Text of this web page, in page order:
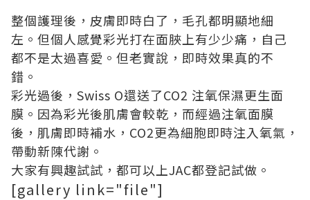
整個護理後，皮膚即時白了，毛孔都明顯地細
左。但個人感覺彩光打在面脥上有少少痛，自己
都不是太過喜愛。但老實說，即時效果真的不
錯。
彩光過後，Swiss O還送了CO2 注氧保濕更生面
膜。因為彩光後肌膚會較乾，而經過注氧面膜
後，肌膚即時補水，CO2更為細胞即時注入氧氣，
帶動新陳代謝。
大家有興趣試試，都可以上JAC都登記試做。
[gallery link="file"]